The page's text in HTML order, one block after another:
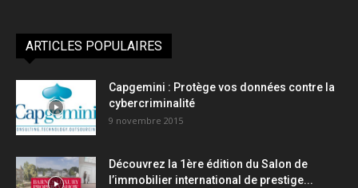
ARTICLES POPULAIRES
Capgemini : Protège vos données contre la
cybercriminalité
9 novembre 2015
Découvrez la 1ère édition du Salon de
l’immobilier international de prestige...